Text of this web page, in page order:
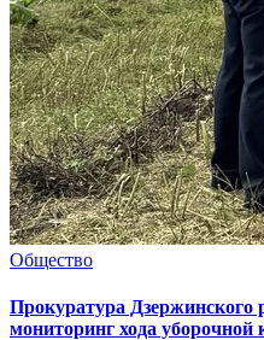
Общество
Прокуратура Дзержинского
мониторинг хода уборочной